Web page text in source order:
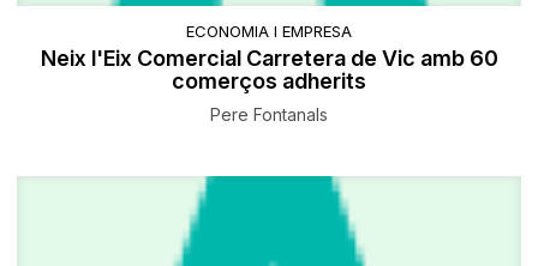
ECONOMIA I EMPRESA
Neix l'Eix Comercial Carretera de Vic amb 60
comerços adherits
Pere Fontanals